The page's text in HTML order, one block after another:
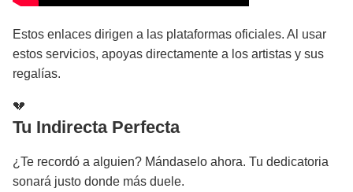
Estos enlaces dirigen a las plataformas oficiales. Al usar
estos servicios, apoyas directamente a los artistas y sus
regalías.
💔
Tu Indirecta Perfecta
¿Te recordó a alguien? Mándaselo ahora. Tu dedicatoria
sonará justo donde más duele.